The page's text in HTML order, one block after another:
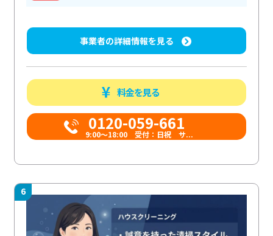
事業者の詳細情報を見る
料金を見る
0120-059-661
9:00〜18:00 受付：日祝 サ...
6